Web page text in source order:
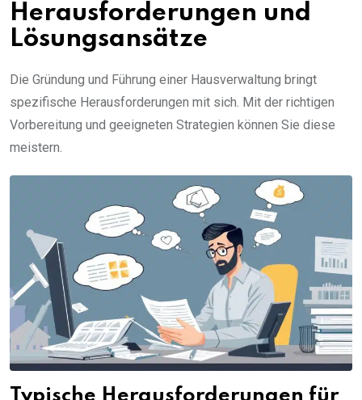
Herausforderungen und
Lösungsansätze
Die Gründung und Führung einer Hausverwaltung bringt
spezifische Herausforderungen mit sich. Mit der richtigen
Vorbereitung und geeigneten Strategien können Sie diese
meistern.